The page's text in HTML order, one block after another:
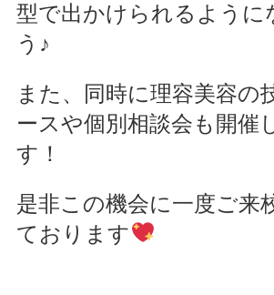
型で出かけられるように
う♪
また、同時に理容美容の
ースや個別相談会も開催
す！
是非この機会に一度ご来
ております